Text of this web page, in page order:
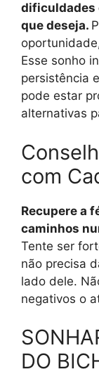
dificuldades
que deseja.
Esse sonho
persistência
pode estar
alternativas
com
Recupere a
caminhos
Tente ser
não precisa
lado dele.
negativos o
DO